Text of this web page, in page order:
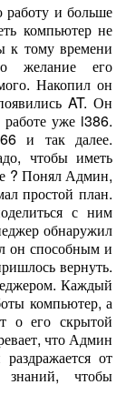
и больше
компьютер не
к тому времени
желание его
Накопил он
AT. Он
уже i386.
и так далее.
чтобы иметь
? Понял Админ,
простой план.
с ним
обнаружил
он способным и
вернуть.
Каждый
компьютер, а
о его скрытой
что Админ
от
чтобы